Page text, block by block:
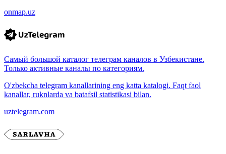
onmap.uz
Самый большой каталог телеграм каналов в Узбекистане.
Только активные каналы по категориям.
O'zbekcha telegram kanallarining eng katta katalogi. Faqt faol
kanallar, ruknlarda va batafsil statistikasi bilan.
uztelegram.com